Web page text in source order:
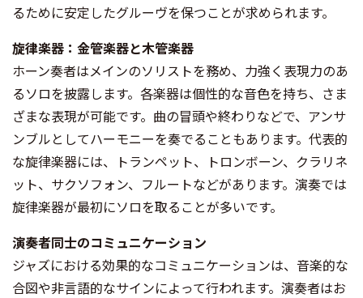
るために安定したグルーヴを保つことが求められます。
旋律楽器：金管楽器と木管楽器
ホーン奏者はメインのソリストを務め、力強く表現力のあ
るソロを披露します。各楽器は個性的な音色を持ち、さま
ざまな表現が可能です。曲の冒頭や終わりなどで、アンサ
ンブルとしてハーモニーを奏でることもあります。代表的
な旋律楽器には、トランペット、トロンボーン、クラリネ
ット、サクソフォン、フルートなどがあります。演奏では
旋律楽器が最初にソロを取ることが多いです。
演奏者同士のコミュニケーション
ジャズにおける効果的なコミュニケーションは、音楽的な
合図や非言語的なサインによって行われます。演奏者はお